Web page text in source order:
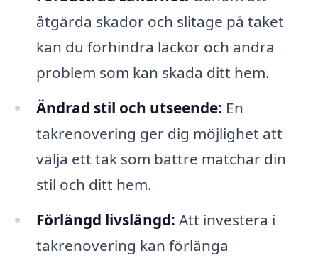
åtgärda skador och slitage på taket
kan du förhindra läckor och andra
problem som kan skada ditt hem.
Ändrad stil och utseende: En
takrenovering ger dig möjlighet att
välja ett tak som bättre matchar din
stil och ditt hem.
Förlängd livslängd: Att investera i
takrenovering kan förlänga